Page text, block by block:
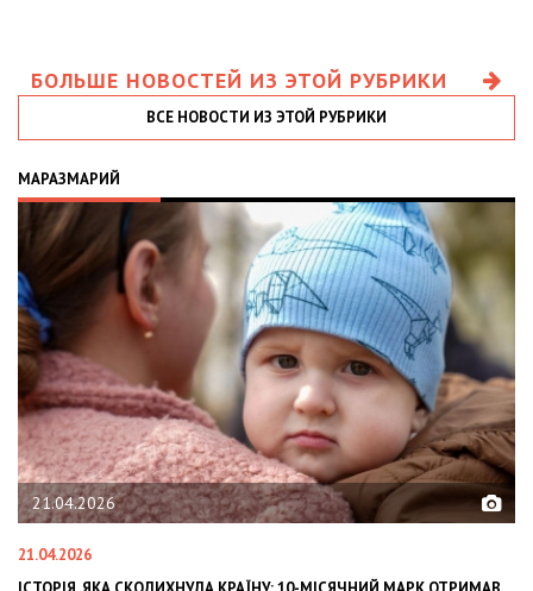
БОЛЬШЕ НОВОСТЕЙ ИЗ ЭТОЙ РУБРИКИ
ВСЕ НОВОСТИ ИЗ ЭТОЙ РУБРИКИ
МАРАЗМАРИЙ
21.04.2026
21.04.2026